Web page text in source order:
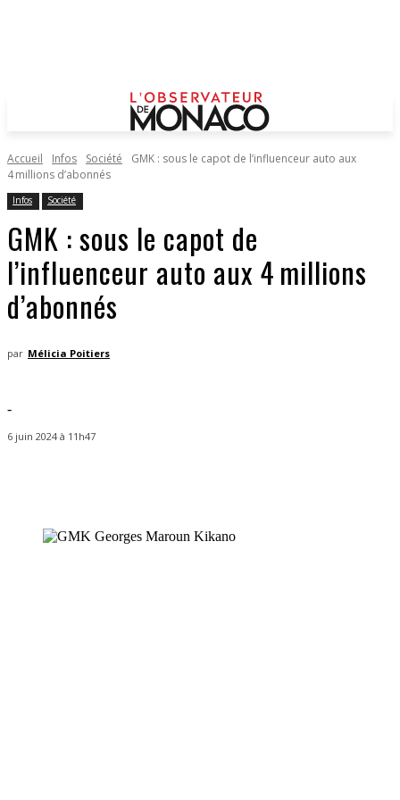
Accueil Infos Société
GMK : sous le capot de l’influenceur auto aux
4 millions d’abonnés
Infos Société
GMK : sous le capot de
l’influenceur auto aux 4 millions
d’abonnés
par Mélicia Poitiers
-
6 juin 2024 à 11h47